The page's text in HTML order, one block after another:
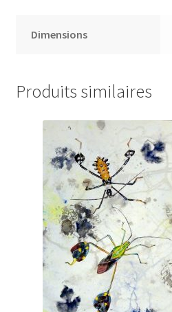
Dimensions
Produits similaires